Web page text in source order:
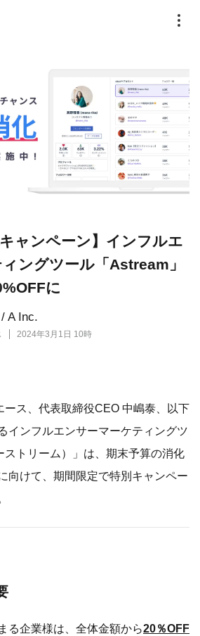
A Inc.
2024年3月1日 10時
キャンペーン】インフルエ
ングツール「Astream」
に
ース、代表取締役CEO 中嶋泰、以下
インフルエンサーマーケティングツ
ストリーム）」は、期末予算の消化
向けて、期間限定で特別キャンペー
る企業様は、全体金額から20％OFF